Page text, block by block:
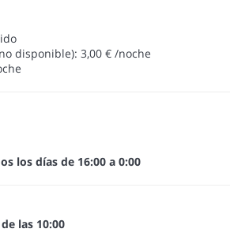
disponible): 3,00 € /noche
los días de 16:00 a 0:00
las 10:00